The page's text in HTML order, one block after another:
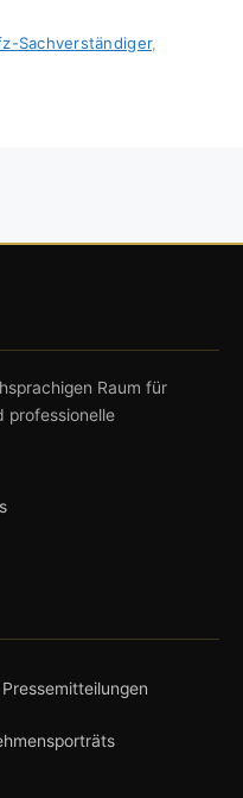
Sachverständiger,
Raum für
professionelle
Pressemitteilungen